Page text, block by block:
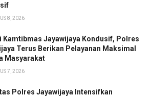
8, 2026
Kamtibmas Jayawijaya Kondusif, Polres
Terus Berikan Pelayanan Maksimal
Masyarakat
7, 2026
Polres Jayawijaya Intensifkan